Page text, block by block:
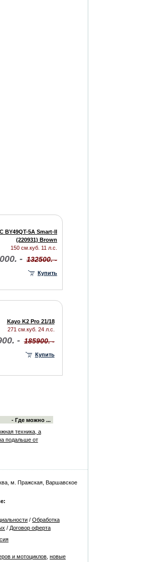
BY49QT-5A Smart-II
(220931) Brown
150 см.куб. 11 л.с.
- 132500. -
Купить
Kayo K2 Pro 21/18
271 см.куб. 24 л.с.
- 185900. -
Купить
- Где можно ...
техника, а
подальше от
м. Пражская, Варшавское
/ Обработка
/ Договор оферта
и мотоциклов новые